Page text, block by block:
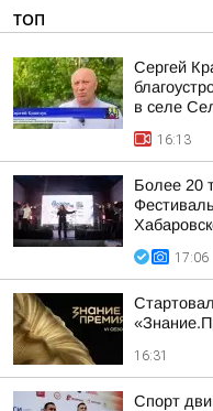
ТОП
Сергей
в селе
16:13
Более 20
17:06
16:31
Спорт